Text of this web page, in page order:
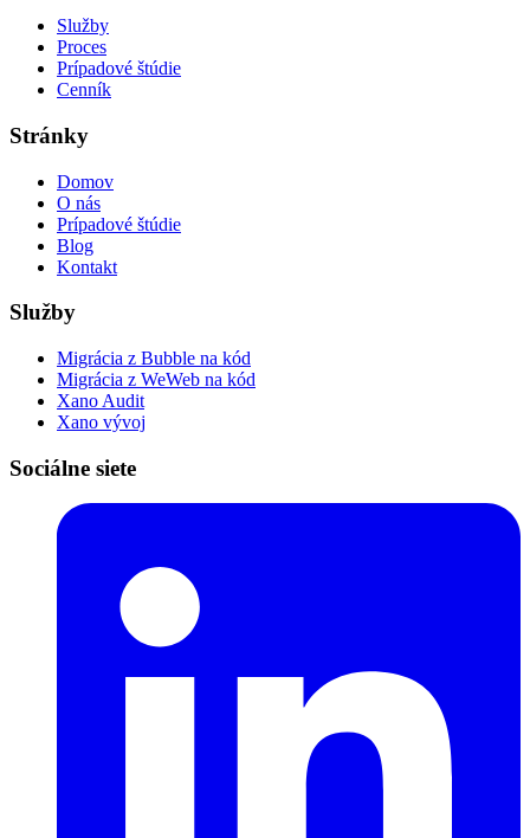
Služby
Proces
Prípadové štúdie
Cenník
Stránky
Domov
O nás
Prípadové štúdie
Blog
Kontakt
Služby
Migrácia z Bubble na kód
Migrácia z WeWeb na kód
Xano Audit
Xano vývoj
Sociálne siete